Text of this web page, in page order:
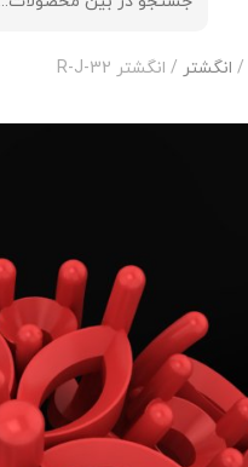
/ انگشتر / انگشتر R-J-32